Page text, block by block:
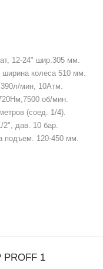
12-24" шир.305 мм.
колеса 510 мм.
мин, 10Атм.
об/мин.
(соед. 1/4).
дав. 10 бар.
подъем. 120-450 мм.
1